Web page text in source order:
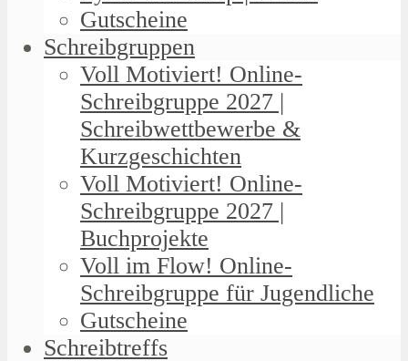
Gutscheine
Schreibgruppen
Voll Motiviert! Online-
Schreibgruppe 2027 |
Schreibwettbewerbe &
Kurzgeschichten
Voll Motiviert! Online-
Schreibgruppe 2027 |
Buchprojekte
Voll im Flow! Online-
Schreibgruppe für Jugendliche
Gutscheine
Schreibtreffs